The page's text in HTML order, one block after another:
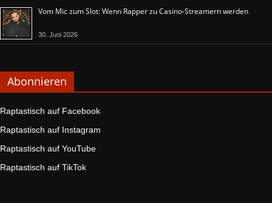
Vom Mic zum Slot: Wenn Rapper zu Casino-Streamern werden
30. Juni 2026
Abonnieren
Raptastisch auf Facebook
Raptastisch auf Instagram
Raptastisch auf YouTube
Raptastisch auf TikTok